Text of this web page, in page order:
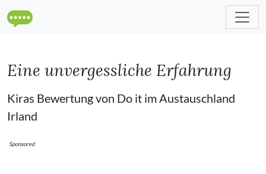
Eine unvergessliche Erfahrung
Kiras Bewertung von Do it im Austauschland
Irland
Sponsored